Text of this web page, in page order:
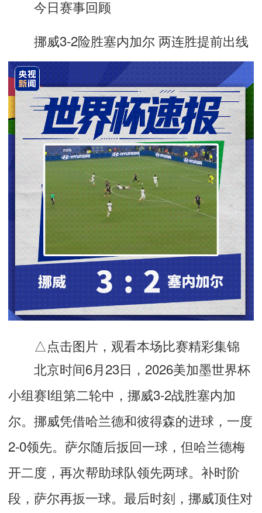
今日赛事回顾
挪威3-2险胜塞内加尔 两连胜提前出线
△点击图片，观看本场比赛精彩集锦
北京时间6月23日，2026美加墨世界杯
小组赛I组第二轮中，挪威3-2战胜塞内加
尔。挪威凭借哈兰德和彼得森的进球，一度
2-0领先。萨尔随后扳回一球，但哈兰德梅
开二度，再次帮助球队领先两球。补时阶
段，萨尔再扳一球。最后时刻，挪威顶住对